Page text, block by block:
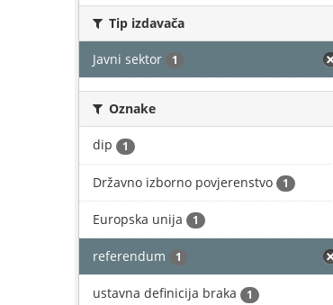
Tip izdavača
Javni sektor 1
Oznake
dip 1
Državno izborno povjerenstvo 1
Europska unija 1
referendum 1
ustavna definicija braka 1